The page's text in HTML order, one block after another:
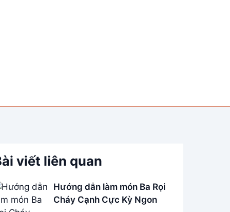
viết liên quan
Hướng dẫn làm món Ba Rọi
Cháy Cạnh Cực Kỳ Ngon